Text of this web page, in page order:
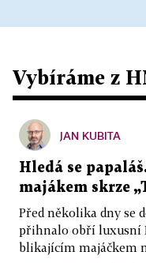
Vybíráme z
JAN KUBITA
Hledá se
majákem skrze
Před několika dny se
přihnalo obří luxusní
blikajícím majáčkem